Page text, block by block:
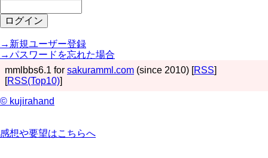
→新規ユーザー登録
→パスワードを忘れた場合
mmlbbs6.1 for sakuramml.com (since 2010) [RSS]
[RSS(Top10)]
© kujirahand
感想や要望はこちらへ